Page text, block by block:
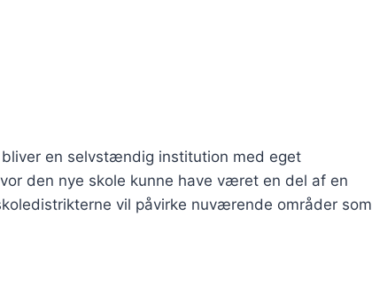
en selvstændig institution med eget
den nye skole kunne have været en del af en
vil påvirke nuværende områder som